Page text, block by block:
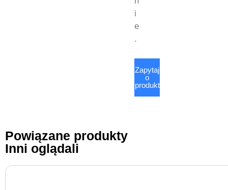
i
e
.
Zapytaj
o
produkt
Powiązane produkty
Inni oglądali